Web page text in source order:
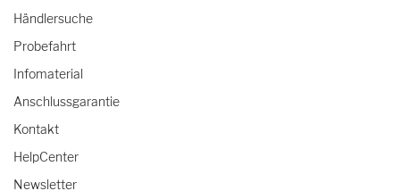
Händlersuche
Probefahrt
Infomaterial
Anschlussgarantie
Kontakt
HelpCenter
Newsletter